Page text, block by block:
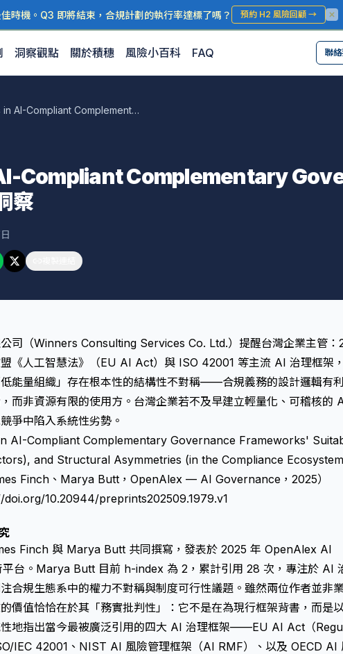
時機。Q3 即將結束，合規計劃的執行率達標了嗎？ 預約 H2 風險回顧 →
洞察觀點 關於積穗 風險小百科 FAQ 聯
Gaps in AI-Compliant Complementary Gover — 積穗科研洞察
Compliant Complementary
察
司（Winners Consulting Services Co. Ltd.）提醒台灣企業主管：
《人工智慧法》（EU AI Act）與 ISO 42001 等主流 AI 治理框架
能量組織」存在根本性的結構性不對稱——合規義務的設計邏輯有
而非資源有限的使用方。台灣企業若不及早建立輕量化、可稽核的
爭中陷入系統性劣勢。
AI-Compliant Complementary Governance Frameworks'
and Structural Asymmetries (in the Compliance
Finch、Marya Butt，OpenAlex — AI Governance，2025）
doi.org/10.20944/preprints202509.1979.v1
Finch 與 Marya Butt 共同撰寫，發表於 2025 年 OpenAlex AI
台。Marya Butt 目前 h-index 為 2，累計引用 28 次，專注於 AI
合規生態系中的權力不對稱與制度可行性議題。雖然兩位作者並非
價值恰恰在於其「務實批判性」：它不是在為現行框架背書，而是
性地指出當今最被廣泛引用的四大 AI 治理框架——EU AI Act（
IEC 42001、NIST AI 風險管理框架（AI RMF）、以及 OECD